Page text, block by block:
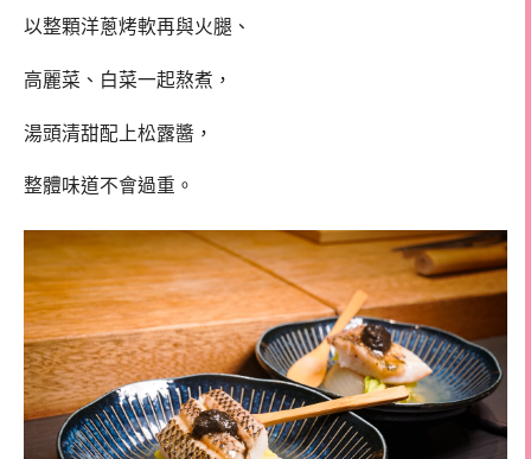
以整顆洋蔥烤軟再與火腿、
高麗菜、白菜一起熬煮，
湯頭清甜配上松露醬，
整體味道不會過重。